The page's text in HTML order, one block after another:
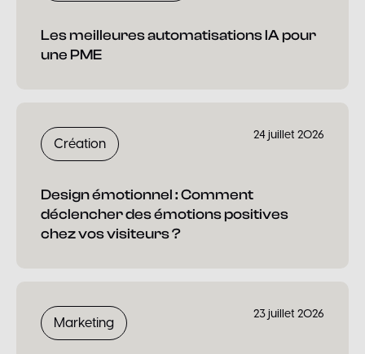
Les meilleures automatisations IA pour
une PME
Création 24 juillet 2026
Design émotionnel : Comment
déclencher des émotions positives
chez vos visiteurs ?
Marketing 23 juillet 2026